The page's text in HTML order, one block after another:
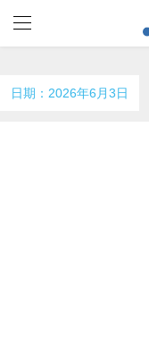
日期：2026年6月3日